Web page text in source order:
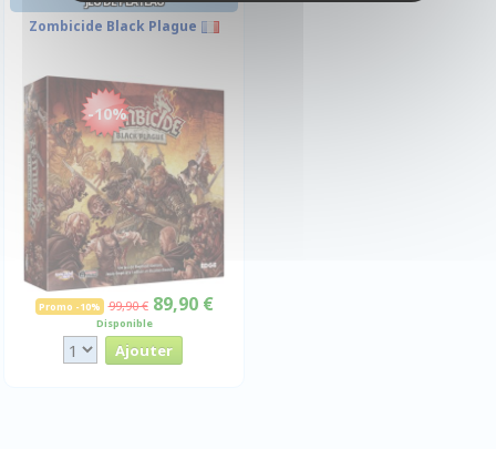
Zombicide Black Plague
-10%
Promo -10% 99,90 € 89,90 €
Disponible